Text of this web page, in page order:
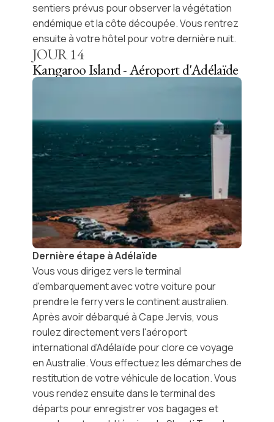
sentiers prévus pour observer la végétation
endémique et la côte découpée. Vous rentrez
ensuite à votre hôtel pour votre dernière nuit.
JOUR14
Kangaroo Island - Aéroport d'Adélaïde
Dernière étape à Adélaïde
Vous vous dirigez vers le terminal
d'embarquement avec votre voiture pour
prendre leferry vers le continent australien.
Après avoir débarqué à Cape Jervis, vous
roulez directement vers l'aéroport
international d'Adélaïde pour clore ce voyage
en Australie. Vous effectuez les démarches de
restitution de votre véhicule de location. Vous
vous rendez ensuite dans le terminal des
départs pour enregistrer vos bagages et